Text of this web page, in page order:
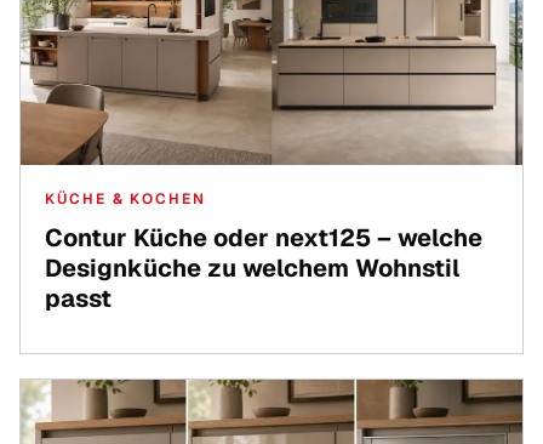
KÜCHE & KOCHEN
Contur Küche oder next125 – welche
Designküche zu welchem Wohnstil
passt